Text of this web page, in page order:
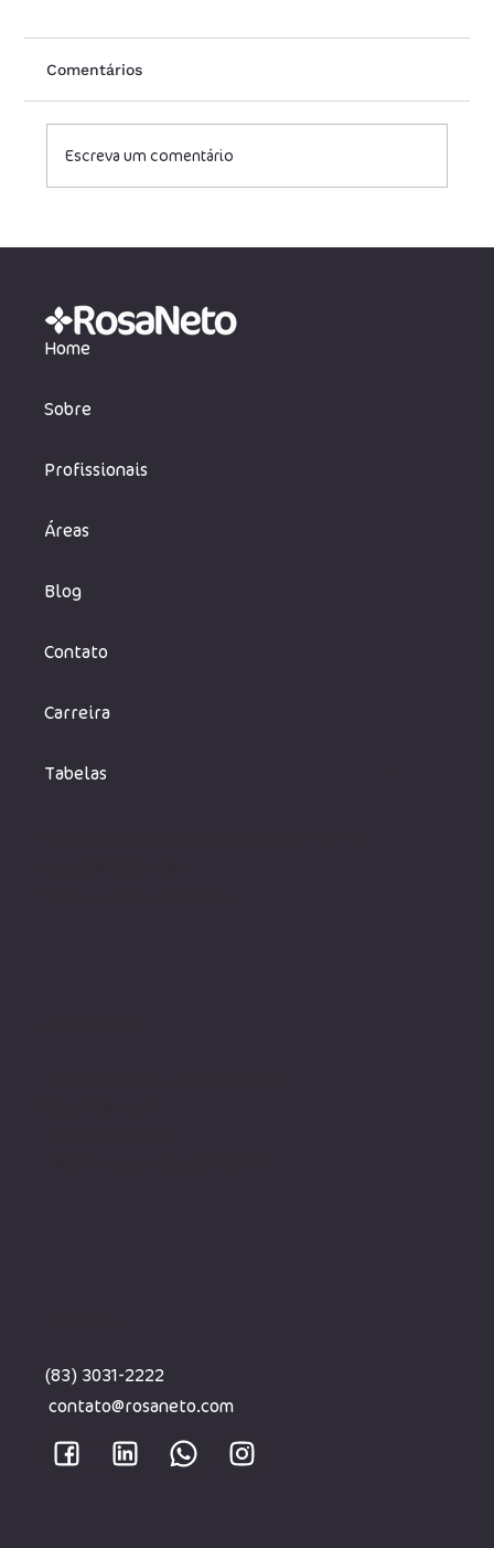
Comentários
Escreva um comentário
Home
Sobre
Profissionais
Áreas
Blog
Contato
Carreira
Tabelas
(83) 3031-2222
contato@rosaneto.com